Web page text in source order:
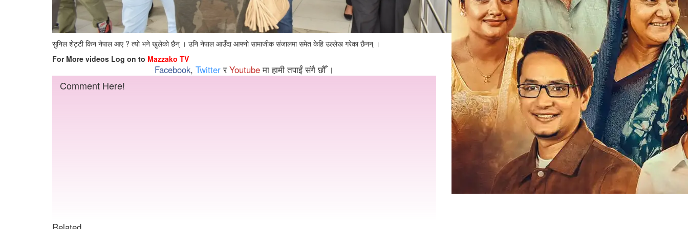
सुनिल शेट्टी किन नेपाल आए ? त्यो भने खुलेको छैन् । उनि नेपाल आउँदा आफ्नो सामाजीक संजालमा समेत केहि उल्लेख गरेका छैनन् ।
For More videos Log on to Mazzako TV
Facebook, TwitterरYoutubeमा हामी तपाईं संगै छौँ ।
Comment Here!